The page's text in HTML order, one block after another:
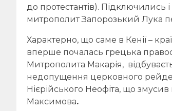
до протестантів).
митрополит Запорозький Лука
Характерно, що саме в Кенії –
вперше почалась грецька
Митрополита Макарія,
недопущення церковного
Нієрійського Неофіта, що
Максимова.